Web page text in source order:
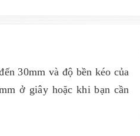
30mm và độ bền kéo của
ở giây hoặc khi bạn cần